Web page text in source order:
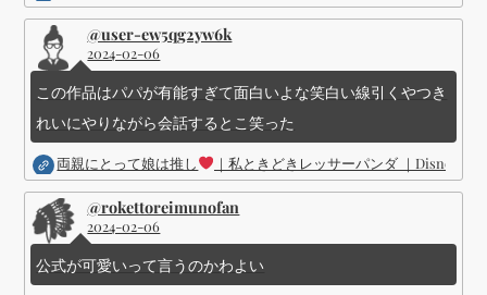
@user-ew5qg2yw6k
2024-02-06
この作品はパパが有能すぎて面白いよな笑白い線引くやつき
れいにやりながら会話するとこ笑った
両親にとって娘は推し ｜私ときどきレッサーパンダ ｜Disney (
@rokettoreimunofan
2024-02-06
公式が可愛いって言うのかわよい